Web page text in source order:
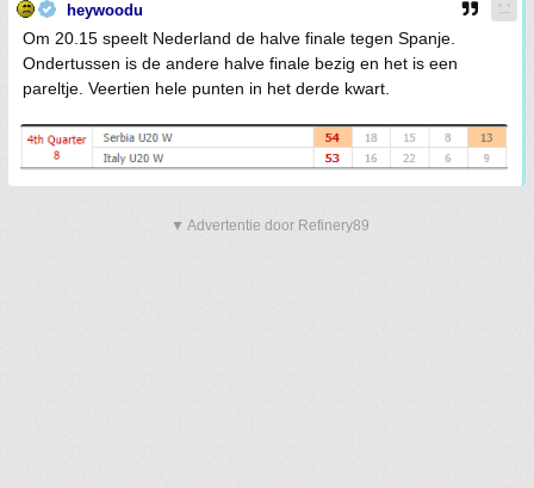
heywoodu
Om 20.15 speelt Nederland de halve finale tegen Spanje.
Ondertussen is de andere halve finale bezig en het is een
pareltje. Veertien hele punten in het derde kwart.
▼ Advertentie door Refinery89